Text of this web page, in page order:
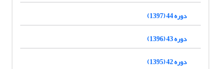
دوره 44 (1397)
دوره 43 (1396)
دوره 42 (1395)